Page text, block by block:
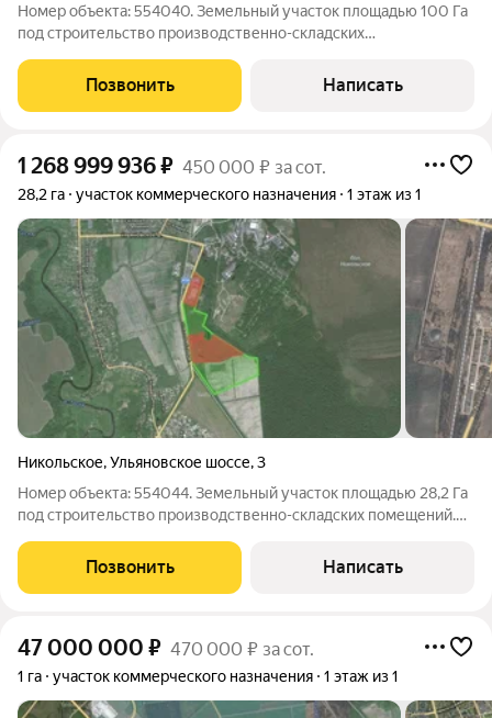
Номер объекта: 554040. Земельный участок площадью 100 Га
под строительство производственно-складских
парка составляет 218 Га Категория земель: Земли населённых
пунктов, для размещения объектов
Позвонить Написать
1 268 999 936₽ 450 000 ₽ за сот.
28,2 га участок коммерческого назначения 1 этаж из 1
Никольское,Ульяновское шоссе,3
Номер объекта: 554044. Земельный участок площадью 28,2 Га
под строительство производственно-складских помещений.
составляет 43 Га Категория земель: Земли населённых
пунктов, для размещения объектов
Позвонить Написать
47 000 000 ₽ 470 000 ₽ за сот.
1 га участок коммерческого назначения 1 этаж из 1